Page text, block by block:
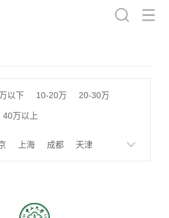
以下 10-20万 20-30万
40万以上
上海 成都 天津
山东